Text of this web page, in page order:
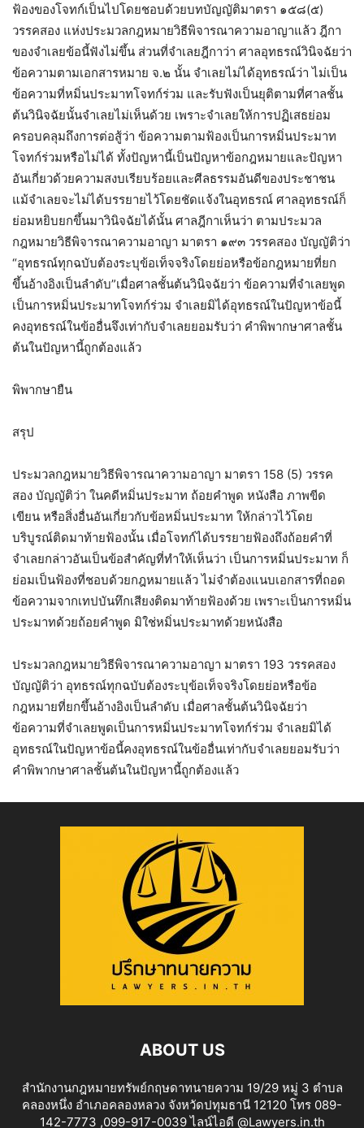
ฟ้องของโจทก์เป็นไปโดยชอบด้วยบทบัญญัติมาตรา ๑๕๘(๕)
วรรคสอง แห่งประมวลกฎหมายวิธีพิจารณาความอาญาแล้ว ฎีกา
ของจำเลยข้อนี้ฟังไม่ขึ้น ส่วนที่จำเลยฎีกาว่า ศาลอุทธรณ์วินิจฉัยว่า
ข้อความตามเอกสารหมาย จ.๒ นั้น จำเลยไม่ได้อุทธรณ์ว่า ไม่เป็น
ข้อความที่หมิ่นประมาทโจทก์ร่วม และรับฟังเป็นยุติตามที่ศาลชั้น
ต้นวินิจฉัยนั้นจำเลยไม่เห็นด้วย เพราะจำเลยให้การปฏิเสธย่อม
ครอบคลุมถึงการต่อสู้ว่า ข้อความตามฟ้องเป็นการหมิ่นประมาท
โจทก์ร่วมหรือไม่ได้ ทั้งปัญหานี้เป็นปัญหาข้อกฎหมายและปัญหา
อันเกี่ยวด้วยความสงบเรียบร้อยและศีลธรรมอันดีของประชาชน
แม้จำเลยจะไม่ได้บรรยายไว้โดยชัดแจ้งในอุทธรณ์ ศาลอุทธรณ์ก็
ย่อมหยิบยกขึ้นมาวินิจฉัยได้นั้น ศาลฎีกาเห็นว่า ตามประมวล
กฎหมายวิธีพิจารณาความอาญา มาตรา ๑๙๓ วรรคสอง บัญญัติว่า
“อุทธรณ์ทุกฉบับต้องระบุข้อเท็จจริงโดยย่อหรือข้อกฎหมายที่ยก
ขึ้นอ้างอิงเป็นลำดับ”เมื่อศาลชั้นต้นวินิจฉัยว่า ข้อความที่จำเลยพูด
เป็นการหมิ่นประมาทโจทก์ร่วม จำเลยมิได้อุทธรณ์ในปัญหาข้อนี้
คงอุทธรณ์ในข้ออื่นจึงเท่ากับจำเลยยอมรับว่า คำพิพากษาศาลชั้น
ต้นในปัญหานี้ถูกต้องแล้ว
พิพากษายืน
สรุป
ประมวลกฎหมายวิธีพิจารณาความอาญา มาตรา 158 (5) วรรค
สอง บัญญัติว่า ในคดีหมิ่นประมาท ถ้อยคำพูด หนังสือ ภาพขีด
เขียน หรือสิ่งอื่นอันเกี่ยวกับข้อหมิ่นประมาท ให้กล่าวไว้โดย
บริบูรณ์ติดมาท้ายฟ้องนั้น เมื่อโจทก์ได้บรรยายฟ้องถึงถ้อยคำที่
จำเลยกล่าวอันเป็นข้อสำคัญที่ทำให้เห็นว่า เป็นการหมิ่นประมาท ก็
ย่อมเป็นฟ้องที่ชอบด้วยกฎหมายแล้ว ไม่จำต้องแนบเอกสารที่ถอด
ข้อความจากเทปบันทึกเสียงติดมาท้ายฟ้องด้วย เพราะเป็นการหมิ่น
ประมาทด้วยถ้อยคำพูด มิใช่หมิ่นประมาทด้วยหนังสือ
ประมวลกฎหมายวิธีพิจารณาความอาญา มาตรา 193 วรรคสอง
บัญญัติว่า อุทธรณ์ทุกฉบับต้องระบุข้อเท็จจริงโดยย่อหรือข้อ
กฎหมายที่ยกขึ้นอ้างอิงเป็นลำดับ เมื่อศาลชั้นต้นวินิจฉัยว่า
ข้อความที่จำเลยพูดเป็นการหมิ่นประมาทโจทก์ร่วม จำเลยมิได้
อุทธรณ์ในปัญหาข้อนี้คงอุทธรณ์ในข้ออื่นเท่ากับจำเลยยอมรับว่า
คำพิพากษาศาลชั้นต้นในปัญหานี้ถูกต้องแล้ว
ABOUT US
สำนักงานกฎหมายทรัพย์กฤษดาทนายความ 19/29 หมู่ 3 ตำบล
คลองหนึ่ง อำเภอคลองหลวง จังหวัดปทุมธานี 12120 โทร 089-
142-7773 ,099-917-0039 ไลน์ไอดี @Lawyers.in.th